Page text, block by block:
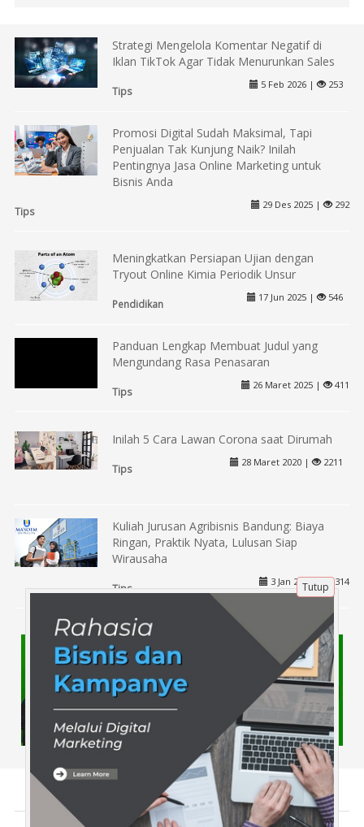
Strategi Mengelola Komentar Negatif di
Iklan TikTok Agar Tidak Menurunkan Sales
Tips
5 Feb 2026 | 253
Promosi Digital Sudah Maksimal, Tapi
Penjualan Tak Kunjung Naik? Inilah
Pentingnya Jasa Online Marketing untuk
Bisnis Anda
Tips
29 Des 2025 | 292
Meningkatkan Persiapan Ujian dengan
Tryout Online Kimia Periodik Unsur
Pendidikan
17 Jun 2025 | 546
Panduan Lengkap Membuat Judul yang
Mengundang Rasa Penasaran
Tips
26 Maret 2025 | 411
Inilah 5 Cara Lawan Corona saat Dirumah
Tips
28 Maret 2020 | 2211
Kuliah Jurusan Agribisnis Bandung: Biaya
Ringan, Praktik Nyata, Lulusan Siap
Wirausaha
Tips
3 Jan 2026 | 314
Tentang Kami
Tutup